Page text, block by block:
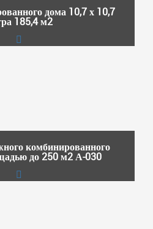
дома 10,7 х 10,7
185,4 м2
комбинированного
до 250 м2 А-030